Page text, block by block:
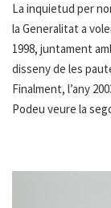
La inquietud per
la Generalitat a
1998, juntament
disseny de les
Finalment, l’any
Podeu veure la